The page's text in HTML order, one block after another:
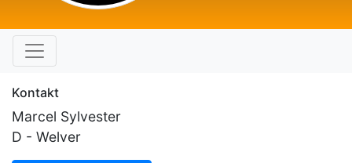
Kontakt
Marcel Sylvester
D - Welver